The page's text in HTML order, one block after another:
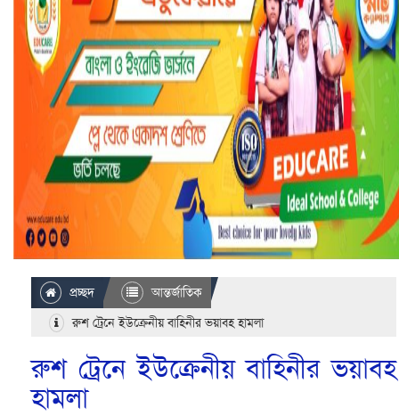
প্রচ্ছদ
আন্তর্জাতিক
রুশ ট্রেনে ইউক্রেনীয় বাহিনীর ভয়াবহ হামলা
রুশ ট্রেনে ইউক্রেনীয় বাহিনীর ভয়াবহ
হামলা